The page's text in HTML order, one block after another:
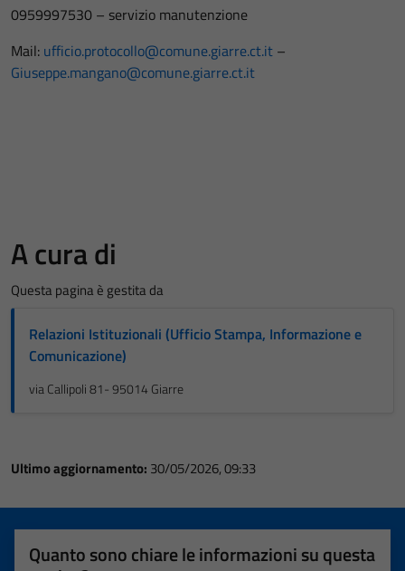
0959997530 – servizio manutenzione
Mail: ufficio.protocollo@comune.giarre.ct.it –
Giuseppe.mangano@comune.giarre.ct.it
A cura di
Questa pagina è gestita da
Relazioni Istituzionali (Ufficio Stampa, Informazione e
Comunicazione)
via Callipoli 81- 95014 Giarre
Ultimo aggiornamento: 30/05/2026, 09:33
Quanto sono chiare le informazioni su questa